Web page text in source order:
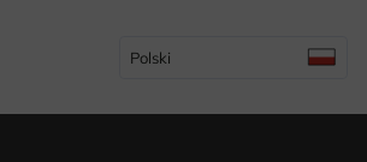
Polski